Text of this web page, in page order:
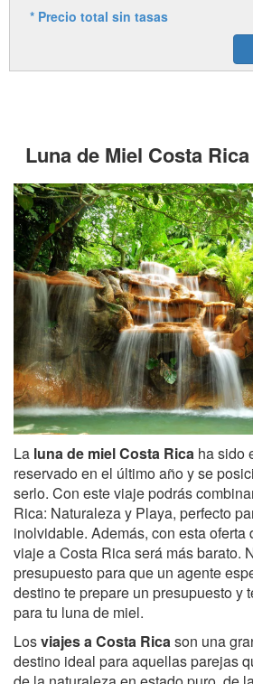
* Precio total sin tasas
Luna de Miel Costa
La luna de miel Costa Rica ha sido
reservado en el último año y se
serlo. Con este viaje podrás
Rica: Naturaleza y Playa, perfecto
inolvidable. Además, con esta oferta
viaje a Costa Rica será más barato.
presupuesto para que un agente
destino te prepare un presupuesto y
para tu luna de miel.
Losviajes a Costa Rica son una
destino ideal para aquellas parejas